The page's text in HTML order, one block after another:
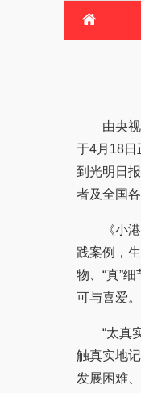
由央视网
于4月18日
到光明日
者及全国
《小港的
践案例，
物、“真”
可与喜爱。
“太真实“
触真实地
发展困难